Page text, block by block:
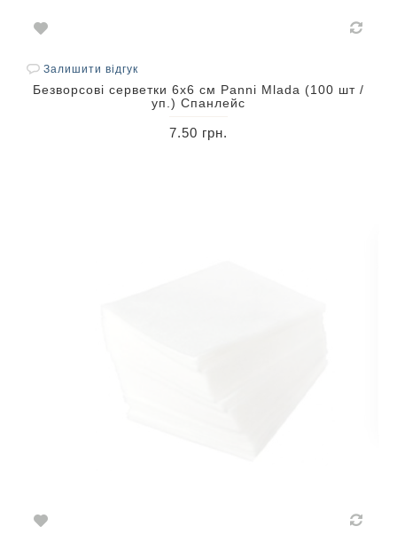
Залишити відгук
Безворсові серветки 6х6 см Panni Mlada (100 шт /
уп.) Спанлейс
7.50 грн.